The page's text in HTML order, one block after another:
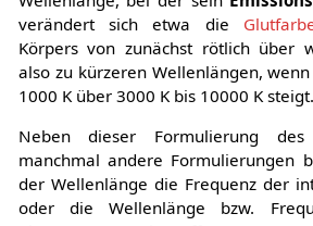
verändert sich etwa die
Körpers von zunächst rötlich über
also zu kürzeren Wellenlängen,
1000 K über 3000 K bis 10000 K steigt.
Neben dieser Formulierung des
manchmal andere Formulierungen
der Wellenlänge die Frequenz der
oder die Wellenlänge bzw.